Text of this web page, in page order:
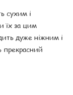
сухим і
їх за цим
дуже ніжним і
прекрасний